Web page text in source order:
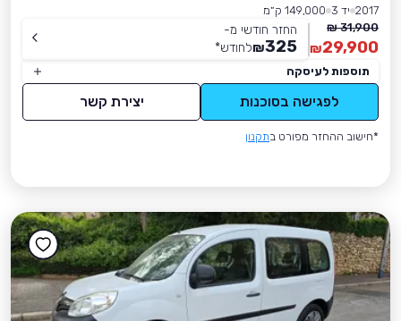
2017 יד 3
149,000 ק״מ
31,900 ₪
29,900
₪
החזר חודשי מ-
325
₪לחודש*
תוספות לעיסקה
לפגישה בסוכנות יצירת קשר
*חישוב ההחזר מפורט בתקנון